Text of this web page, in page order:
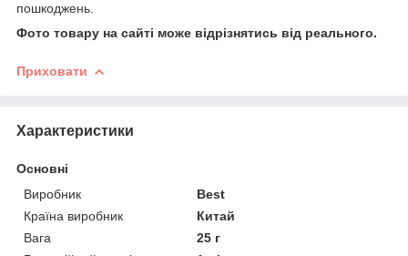
пошкоджень.
Фото товару на сайті може відрізнятись від реального.
Приховати
Характеристики
Основні
Виробник
Best
Країна виробник
Китай
Вага
25 г